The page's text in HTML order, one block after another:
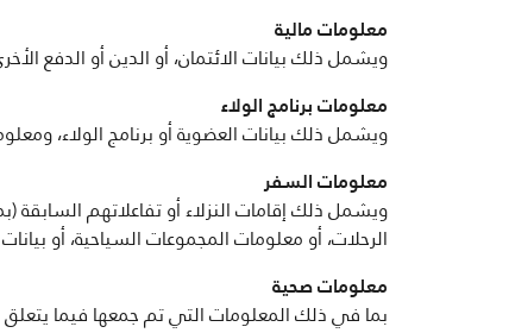
معلومات مالية
ويشمل ذلك بيانات الائتمان، أو الدين أو الدفع
معلومات برنامج الولاء
ويشمل ذلك بيانات العضوية أو برنامج الولاء،
معلومات السفر
ويشمل ذلك إقامات النزلاء أو تفاعلاتهم السابقة
الرحلات، أو معلومات المجموعات السياحية، أو
معلومات صحية
بما في ذلك المعلومات التي تم جمعها فيما يتعلق